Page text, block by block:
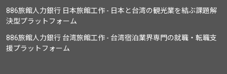
886旅館人力銀行 日本旅館工作 - 日本と台湾の観光業を結ぶ課題解
決型プラットフォーム
886旅館人力銀行 台湾旅館工作 - 台湾宿泊業界専門の就職・転職支
援プラットフォーム